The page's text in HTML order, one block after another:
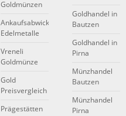
Goldmünzen
Ankaufsabwicklung
Edelmetalle
Vreneli
Goldmünze
Gold
Preisvergleich
Prägestätten
Goldhandel in
Bautzen
Goldhandel in
Pirna
Münzhandel
Bautzen
Münzhandel
Pirna